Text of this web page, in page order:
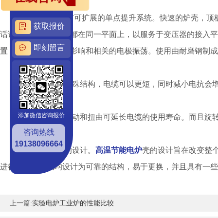
首先，电炉顶装有可扩展的单点提升系统。快速的炉壳，顶
话说，所有电缆连接都在同一平面上，以服务于变压器的接入
置，这减少了动臂的影响和相关的电极振荡。使用由耐磨钢制
然后是该设备的特殊结构，电缆可以更短，同时减小电抗会
此外，减少电缆摆动和扭曲可延长电缆的使用寿命。而且旋
最后一步是炉壳的设计。 高温节能电炉壳的设计旨在改变整
进行。所有面板均设计为可靠的结构，易于更换，并且具有一
上一篇:实验电炉工业炉的性能比较
获取报价
即刻留言
添加微信咨询报价
咨询热线
19138096664